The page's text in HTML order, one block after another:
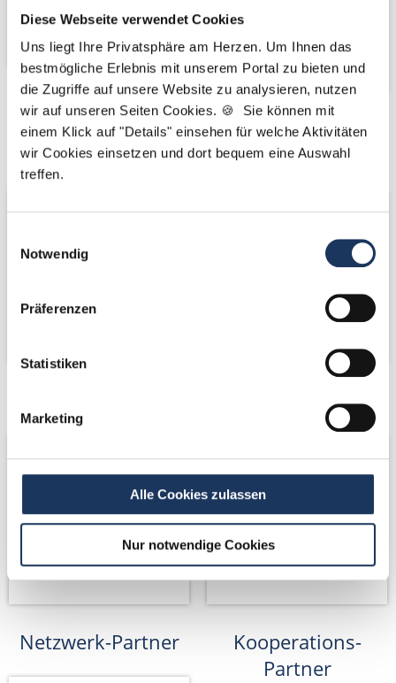
Diese Webseite verwendet Cookies
Uns liegt Ihre Privatsphäre am Herzen. Um Ihnen das
bestmögliche Erlebnis mit unserem Portal zu bieten und
die Zugriffe auf unsere Website zu analysieren, nutzen
wir auf unseren Seiten Cookies. 🍪 Sie können mit
einem Klick auf "Details" einsehen für welche Aktivitäten
wir Cookies einsetzen und dort bequem eine Auswahl
treffen.
Notwendig
Präferenzen
Statistiken
Marketing
Alle Cookies zulassen
Nur notwendige Cookies
Kooperations-
Partner
Kooperations-
Partner
Netzwerk-Partner
Netzwerk-Partner
Kooperations-
Partner